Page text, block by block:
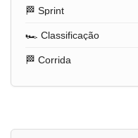
🏁 Sprint
🏎️ Classificação
🏁 Corrida